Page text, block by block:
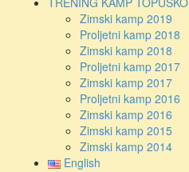
Zimski kamp 2019
Proljetni kamp 2018
Zimski kamp 2018
Proljetni kamp 2017
Zimski kamp 2017
Proljetni kamp 2016
Zimski kamp 2016
Zimski kamp 2015
Zimski kamp 2014
English